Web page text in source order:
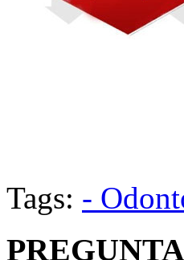
Tags: -